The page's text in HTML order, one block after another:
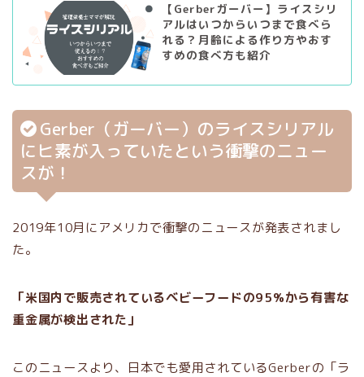
【Gerberガーバー】ライスシリ
アルはいつからいつまで食べら
れる？月齢による作り方やおす
すめの食べ方も紹介
Gerber（ガーバー）のライスシリアル
にヒ素が入っていたという衝撃のニュー
スが！
2019年10月にアメリカで衝撃のニュースが発表されまし
た。
「米国内で販売されているベビーフードの95%から有害な
重金属が検出された」
このニュースより、日本でも愛用されているGerberの「ラ